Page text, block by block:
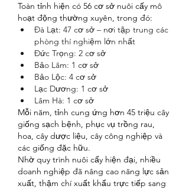
Toàn tỉnh hiện có 56 cơ sở nuôi cấy mô
hoạt động thường xuyên, trong đó:
Đà Lạt: 47 cơ sở – nơi tập trung các
phòng thí nghiệm lớn nhất
Đức Trọng: 2 cơ sở
Bảo Lâm: 1 cơ sở
Bảo Lộc: 4 cơ sở
Lạc Dương: 1 cơ sở
Lâm Hà: 1 cơ sở
Mỗi năm, tỉnh cung ứng hơn 45 triệu cây
giống sạch bệnh, phục vụ trồng rau,
hoa, cây dược liệu, cây công nghiệp và
các giống đặc hữu.
Nhờ quy trình nuôi cấy hiện đại, nhiều
doanh nghiệp đã nâng cao năng lực sản
xuất, thậm chí xuất khẩu trực tiếp sang